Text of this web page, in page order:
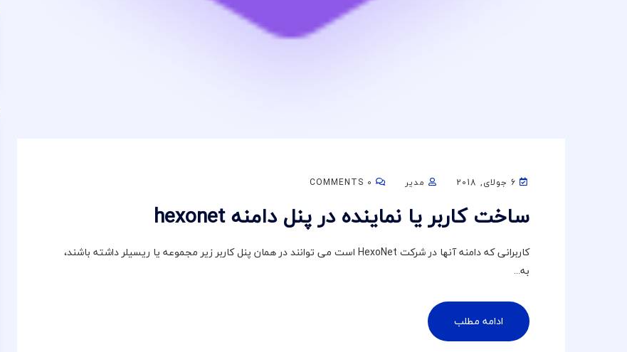
مدیر
ساخت کاربر یا نماینده در پنل دامنه hexonet
کاربرانی که دامنه آنها در شرکت HexoNet است می توانند در همان پنل کاربر زیر مجموعه یا ریسیلر داشته باشند،
به...
ادامه مطلب